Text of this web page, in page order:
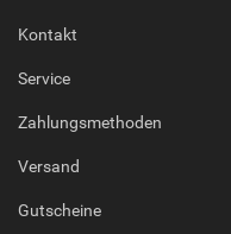
Kontakt
Service
Zahlungsmethoden
Versand
Gutscheine